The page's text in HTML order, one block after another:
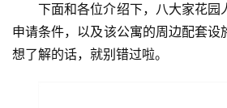
下面和各位介绍下，八大家花园
申请条件，以及该公寓的周边配套设
想了解的话，就别错过啦。